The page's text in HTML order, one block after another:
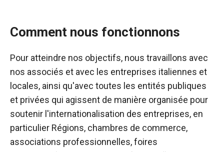
Comment nous fonctionnons
Pour atteindre nos objectifs, nous travaillons avec
nos associés et avec les entreprises italiennes et
locales, ainsi qu'avec toutes les entités publiques
et privées qui agissent de manière organisée pour
soutenir l'internationalisation des entreprises, en
particulier Régions, chambres de commerce,
associations professionnelles, foires